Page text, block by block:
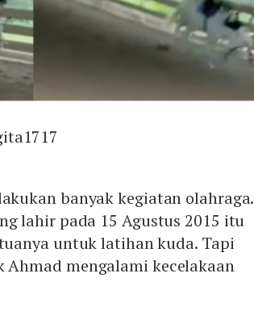
banyak kegiatan olahraga.
lahir pada 15 Agustus 2015 itu
untuk latihan kuda. Tapi
mengalami kecelakaan